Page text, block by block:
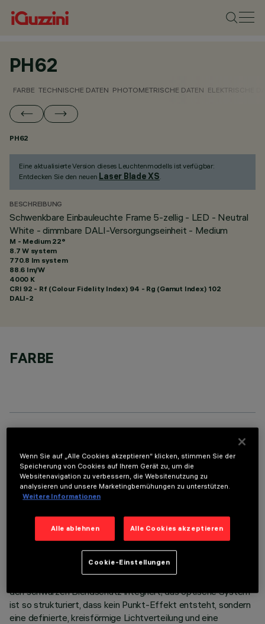
PH62
FARBE TECHNISCHE DATEN PHOTOMETRISCHE DATEN ELEKTRISCHE
PH62
Eine aktualisierte Version dieses Leuchtenmodells ist verfügbar:
Entdecken Sie den neuen Laser Blade XS.
BESCHREIBUNG
Schwenkbare Einbauleuchte Frame 5-zellig - LED - Neutral
White - dimmbare DALI-Versorgungseinheit - Medium
M - Medium 22°
8.7 W system
770.8 lm system
88.6 lm/W
4000 K
CRI 92 - Rf (Colour Fidelity Index) 94 - Rg (Gamut Index) 102
DALI-2
FARBE
LETZTES UPDATE: 05.08.2026
BESCHREIBUNG
Rechteckige Einbauleuchte mit LED. Strukturgehäuse aus
profiliertem Stahlblech mit Anschlag-Außenrand. der lineare
Korpus aus Aluminiumdruckguss mit 5 Zellen sieht die
Möglichkeit vor, die Lichtemission mit einer Schwenkung von
+/- 30° auszurichten. Hochauflösungsoptiken aus
metallisiertem Thermoplast, in zurückgesetzter Position in
den schwarzen Blendschutz integriert; das optische System
ist so strukturiert, dass kein Punkt-Effekt entsteht, sondern
eine definierte, kreisförmige Lichtverteilung und eine
Wenn Sie auf „Alle Cookies akzeptieren“ klicken, stimmen Sie der
Speicherung von Cookies auf Ihrem Gerät zu, um die
Websitenavigation zu verbessern, die Websitenutzung zu
analysieren und unsere Marketingbemühungen zu unterstützen.
Weitere Informationen
Alle ablehnen Alle Cookies akzeptieren
Cookie-Einstellungen